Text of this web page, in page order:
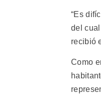
“Es
del
recibió
Como